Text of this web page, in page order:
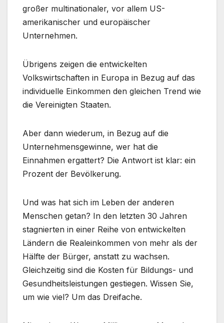
großer multinationaler, vor allem US-
amerikanischer und europäischer
Unternehmen.
Übrigens zeigen die entwickelten
Volkswirtschaften in Europa in Bezug auf das
individuelle Einkommen den gleichen Trend wie
die Vereinigten Staaten.
Aber dann wiederum, in Bezug auf die
Unternehmensgewinne, wer hat die
Einnahmen ergattert? Die Antwort ist klar: ein
Prozent der Bevölkerung.
Und was hat sich im Leben der anderen
Menschen getan? In den letzten 30 Jahren
stagnierten in einer Reihe von entwickelten
Ländern die Realeinkommen von mehr als der
Hälfte der Bürger, anstatt zu wachsen.
Gleichzeitig sind die Kosten für Bildungs- und
Gesundheitsleistungen gestiegen. Wissen Sie,
um wie viel? Um das Dreifache.